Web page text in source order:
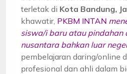
terletak di Kota Bandung,
khawatir, PKBM INTAN
siswa/i baru atau pindahan
nusantara bahkan luar
pembelajaran daring/online
profesional dan ahli dalam